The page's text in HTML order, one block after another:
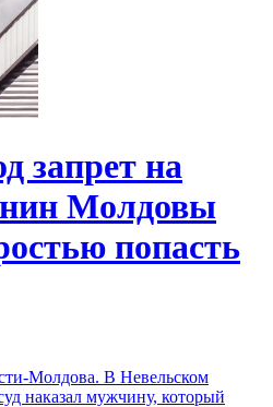
запрет на
Молдовы
попасть
Молдова. В Невельском
наказал мужчину, который